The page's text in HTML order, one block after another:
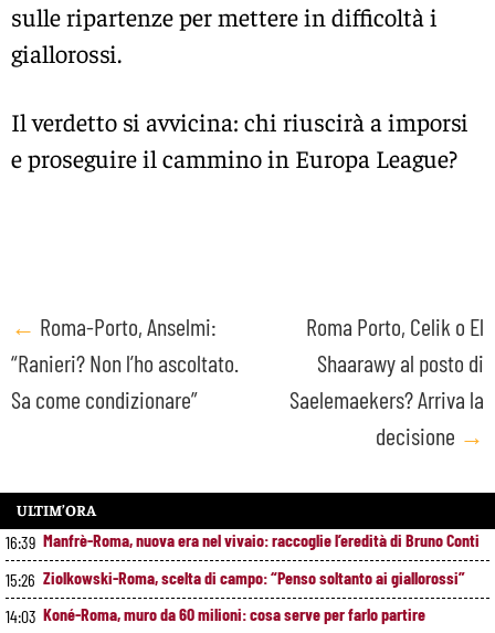
sulle ripartenze per mettere in difficoltà i
giallorossi.
Il verdetto si avvicina: chi riuscirà a imporsi
e proseguire il cammino in Europa League?
Post
navigation
← Roma-Porto, Anselmi:
“Ranieri? Non l’ho ascoltato.
Sa come condizionare”
Roma Porto, Celik o El
Shaarawy al posto di
Saelemaekers? Arriva la
decisione →
ULTIM’ORA
16:39 Manfrè-Roma, nuova era nel vivaio: raccoglie l’eredità di Bruno Conti
15:26 Ziolkowski-Roma, scelta di campo: “Penso soltanto ai giallorossi”
14:03 Koné-Roma, muro da 60 milioni: cosa serve per farlo partire